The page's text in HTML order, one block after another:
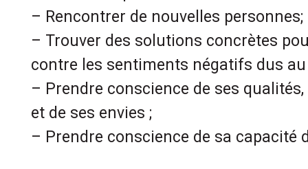
– Rencontrer de nouvelles personnes;
– Trouver des solutions concrètes
contre les sentiments négatifs dus
– Prendre conscience de ses
et de ses envies ;
– Prendre conscience de sa capacité